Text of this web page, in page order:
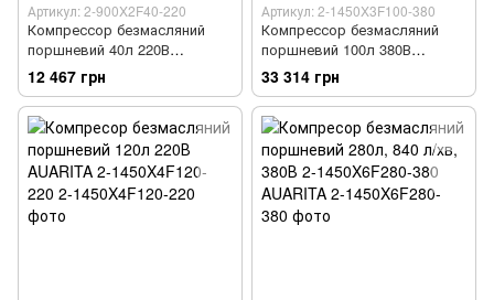
Артикул: 2-900X2F40-220
Компрессор безмасляний
поршневий 40л 220В
AUARITA 2-900X2F40-220
12 467 грн
Артикул: 2-1450X3F100-380
Компрессор безмасляний
поршневий 100л 380В
AUARITA 2-1450X3F100-380
33 314 грн